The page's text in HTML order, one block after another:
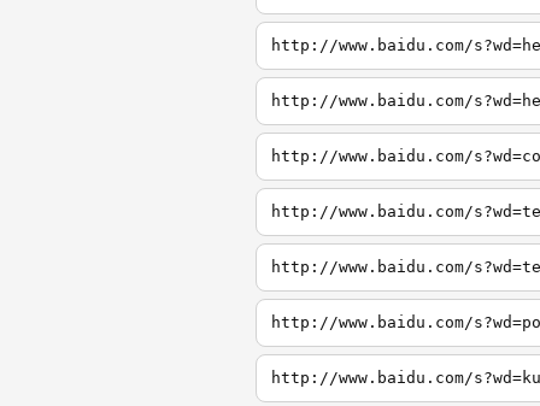
http://www.baidu.com/
http://www.baidu.com/
http://www.baidu.com/
http://www.baidu.com/
http://www.baidu.com/
http://www.baidu.com/
http://www.baidu.com/